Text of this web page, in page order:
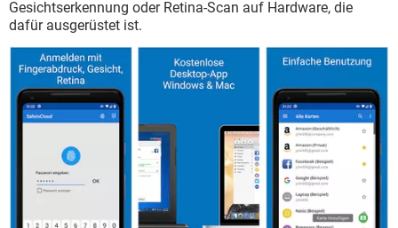
Gesichtserkennung oder Retina-Scan auf Hardware, die
dafür ausgerüstet ist.